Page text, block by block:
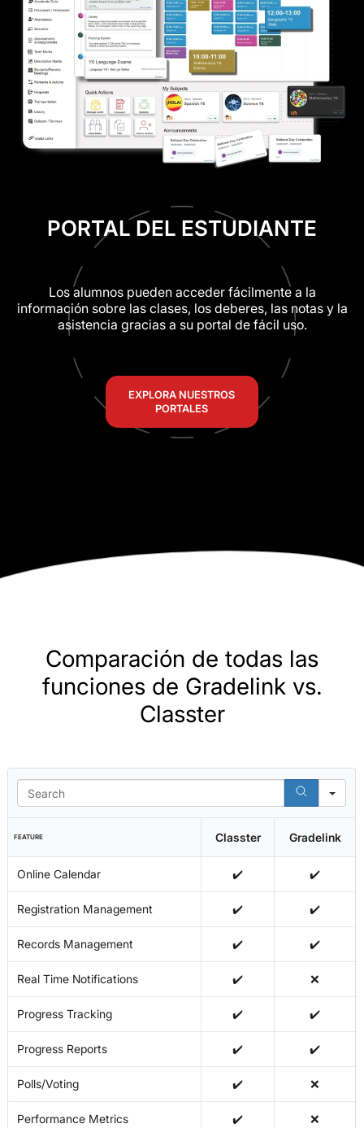
PORTAL DEL ESTUDIANTE
Los alumnos pueden acceder fácilmente a la
información sobre las clases, los deberes, las notas y la
asistencia gracias a su portal de fácil uso.
EXPLORA NUESTROS
PORTALES
Comparación de todas las
funciones de Gradelink vs.
Classter
FEATURE Classter Gradelink
Online Calendar ✔️ ✔️
Registration Management ✔️ ✔️
Records Management ✔️ ✔️
Real Time Notifications ✔️ ❌
Progress Tracking ✔️ ✔️
Progress Reports ✔️ ✔️
Polls/Voting ✔️ ❌
Performance Metrics ✔️ ❌